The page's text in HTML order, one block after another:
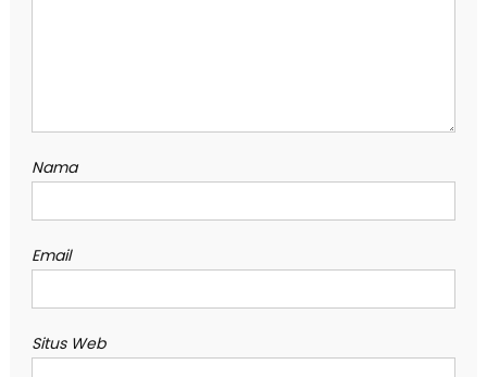
Nama
Email
Situs Web